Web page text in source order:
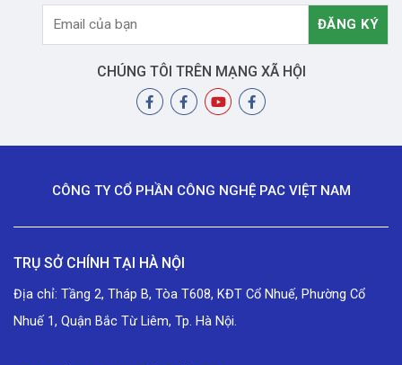
CHÚNG TÔI TRÊN MẠNG XÃ HỘI
CÔNG TY CỔ PHẦN CÔNG NGHỆ PAC VIỆT NAM
TRỤ SỞ CHÍNH TẠI HÀ NỘI
Địa chỉ: Tầng 2, Tháp B, Tòa T608, KĐT Cổ Nhuế, Phường Cổ
Nhuế 1, Quận Bắc Từ Liêm, Tp. Hà Nội.